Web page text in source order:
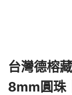
台灣德榕
8mm圓珠